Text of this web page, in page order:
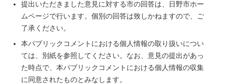
提出いただきました意見に対する市の回答は、日野市ホー
ムページで行います。個別の回答は致しかねますので、ご
了承ください。
本パブリックコメントにおける個人情報の取り扱いについ
ては、別紙を参照してください。なお、意見の提出があっ
た時点で、本パブリックコメントにおける個人情報の収集
に同意されたものとみなします。